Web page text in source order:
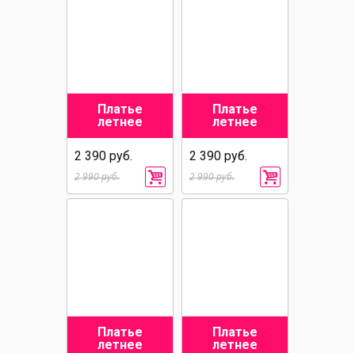
Платье
летнее
2 390 руб.
2 990 руб.
Платье
летнее
2 390 руб.
2 990 руб.
Платье
летнее
Платье
летнее